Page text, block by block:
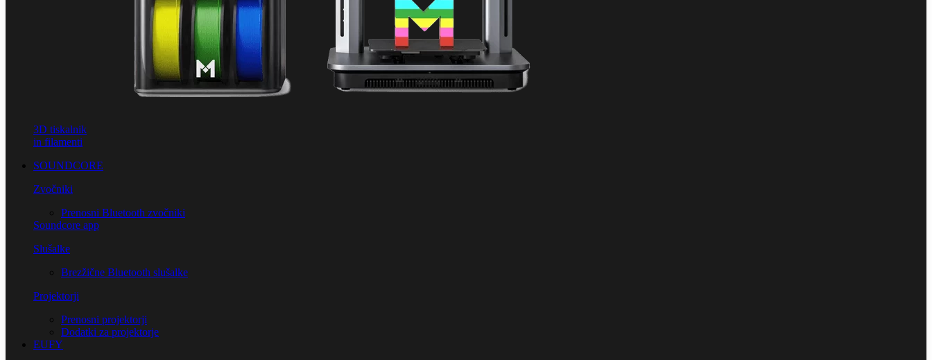
3D tiskalnik
in filamenti
SOUNDCORE
Zvočniki
Prenosni Bluetooth zvočniki
Soundcore app
Slušalke
Brezžične Bluetooth slušalke
Projektorji
Prenosni projektorji
Dodatki za projektorje
EUFY